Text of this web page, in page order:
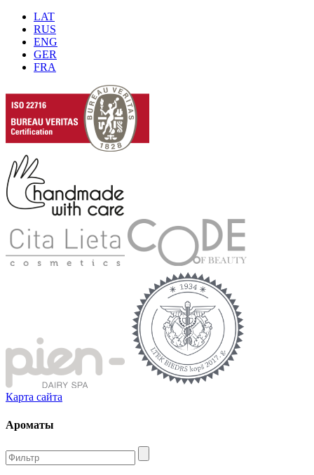
LAT
RUS
ENG
GER
FRA
Карта сайта
Ароматы